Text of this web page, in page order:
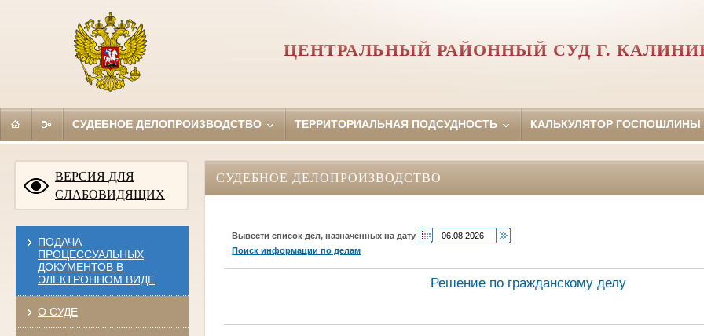
ЦЕНТРАЛЬНЫЙ РАЙОННЫЙ СУД Г.
СУДЕБНОЕ ДЕЛОПРОИЗВОДСТВО ТЕРРИТОРИАЛЬНАЯ ПОДСУДНОСТЬ КАЛЬКУЛЯТОР ГОСПОШЛИНЫ
ВЕРСИЯ ДЛЯ
СЛАБОВИДЯЩИХ
ПОДАЧА
ПРОЦЕССУАЛЬНЫХ
ДОКУМЕНТОВ В
ЭЛЕКТРОННОМ ВИДЕ
О СУДЕ
СУДЕБНОЕ ДЕЛОПРОИЗВОДСТВО
Вывести список дел, назначенных на дату
Поиск информации по делам
Решение по гражданскому делу